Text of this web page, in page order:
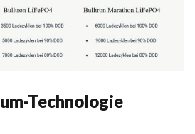
Technologie